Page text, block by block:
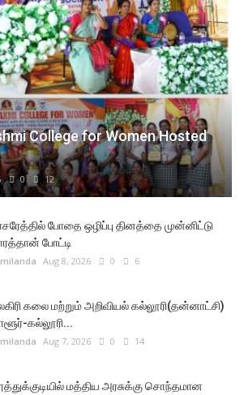
College for Women Hosted
0 12
போதை ஒழிப்பு தினத்தை முன்னிட்டு
போட்டி
Aug 8, 2026 0 6
கலை மற்றும் அறிவியல் கல்லூரி(தன்னாட்சி)
கல்லூரி...
Aug 7, 2026 0 14
மத்திய அரசுக்கு சொந்தமான